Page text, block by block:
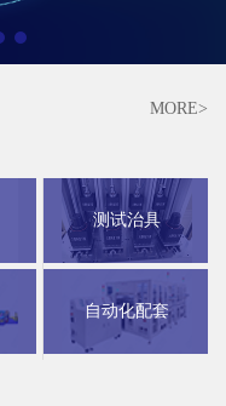
MORE>
测试治具
自动化配套